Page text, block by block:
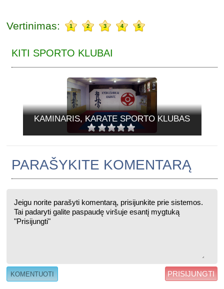
Vertinimas: 1 2 3 4 5
KITI SPORTO KLUBAI
KAMINARIS, KARATE SPORTO KLUBAS
PARAŠYKITE KOMENTARĄ
PRISIJUNGTI